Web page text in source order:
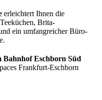
erleichtert Ihnen die
Brita-
ein umfangreicher Büro-
Bahnhof Eschborn Süd
Frankfurt-Eschborn